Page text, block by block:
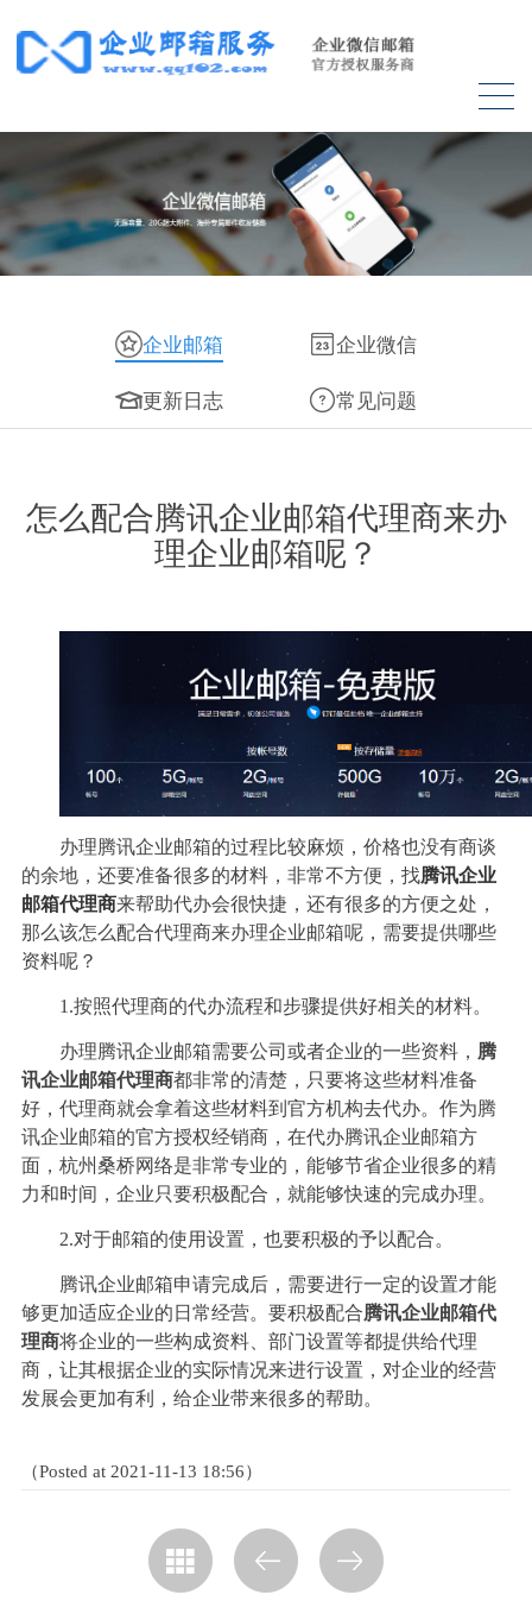
企业邮箱 企业微信
更新日志 常见问题
怎么配合腾讯企业邮箱代理商来办
理企业邮箱呢？
办理腾讯企业邮箱的过程比较麻烦，价格也没有商谈
的余地，还要准备很多的材料，非常不方便，找腾讯企业
邮箱代理商来帮助代办会很快捷，还有很多的方便之处，
那么该怎么配合代理商来办理企业邮箱呢，需要提供哪些
资料呢？
1.按照代理商的代办流程和步骤提供好相关的材料。
办理腾讯企业邮箱需要公司或者企业的一些资料， 腾
讯企业邮箱代理商都非常的清楚，只要将这些材料准备
好，代理商就会拿着这些材料到官方机构去代办。作为腾
讯企业邮箱的官方授权经销商，在代办腾讯企业邮箱方
面，杭州桑桥网络是非常专业的，能够节省企业很多的精
力和时间，企业只要积极配合，就能够快速的完成办理。
2.对于邮箱的使用设置，也要积极的予以配合。
腾讯企业邮箱申请完成后，需要进行一定的设置才能
够更加适应企业的日常经营。要积极配合腾讯企业邮箱代
理商将企业的一些构成资料、部门设置等都提供给代理
商，让其根据企业的实际情况来进行设置，对企业的经营
发展会更加有利，给企业带来很多的帮助。
（Posted at 2021-11-13 18:56）